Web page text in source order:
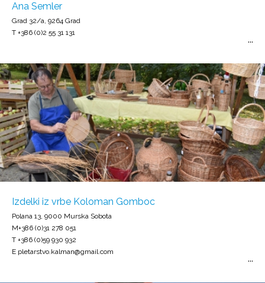
Ana Semler
Grad 32/a, 9264 Grad
T +386 (0)2 55 31 131
Izdelki iz vrbe Koloman Gomboc
Polana 13, 9000 Murska Sobota
M+386 (0)31 278 051
T +386 (0)59 930 932
E pletarstvo.kalman@gmail.com